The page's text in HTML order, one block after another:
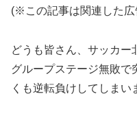
(※この記事は関連した
どうも皆さん、サッカー
グループステージ無敗で
くも逆転負けしてしまい